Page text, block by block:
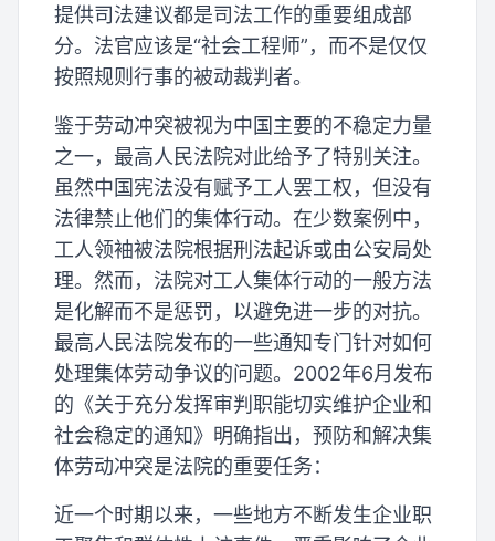
提供司法建议都是司法工作的重要组成部
分。法官应该是“社会工程师”，而不是仅仅
按照规则行事的被动裁判者。
鉴于劳动冲突被视为中国主要的不稳定力量
之一，最高人民法院对此给予了特别关注。
虽然中国宪法没有赋予工人罢工权，但没有
法律禁止他们的集体行动。在少数案例中，
工人领袖被法院根据刑法起诉或由公安局处
理。然而，法院对工人集体行动的一般方法
是化解而不是惩罚，以避免进一步的对抗。
最高人民法院发布的一些通知专门针对如何
处理集体劳动争议的问题。2002年6月发布
的《关于充分发挥审判职能切实维护企业和
社会稳定的通知》明确指出，预防和解决集
体劳动冲突是法院的重要任务：
近一个时期以来，一些地方不断发生企业职